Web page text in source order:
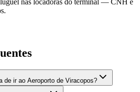
nas locadoras do terminal — CNH e
de ir ao Aeroporto de Viracopos?